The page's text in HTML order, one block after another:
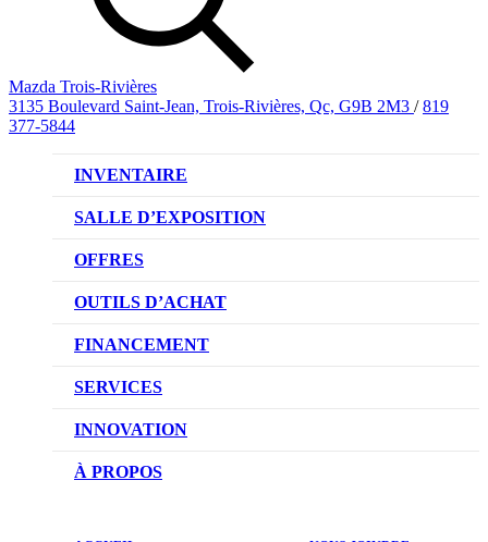
Mazda Trois-Rivières
3135 Boulevard Saint-Jean, Trois-Rivières, Qc, G9B 2M3 / 819
377-5844
INVENTAIRE
VÉHICULES NEUFS
VÉHICULES D’OCCASION
SALLE D’EXPOSITION
OFFRES
OFFRES DU CONCESSIONNAIRE
OUTILS D’ACHAT
CONFIGUREZ VOTRE VÉHICULE
RÉSERVEZ UN ESSAI ROUTIER
DEMANDEZ UN PRIX
FINANCEMENT
NOTRE DIFFÉRENCE
DEMANDE DE CRÉDIT AUTO
SERVICES
NOTRE PROMESSE
PRENDRE UN RENDEZ-VOUS
INNOVATION
TECHNOLOGIE SKYACTIV
À PROPOS